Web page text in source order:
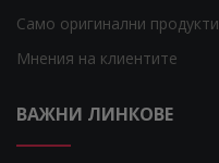
Само оригинални продукти
Мнения на клиентите
ВАЖНИ ЛИНКОВЕ